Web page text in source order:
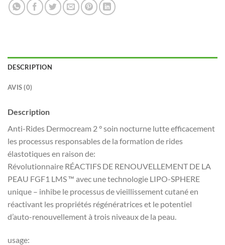
DESCRIPTION
AVIS (0)
Description
Anti-Rides Dermocream 2 ° soin nocturne lutte efficacement
les processus responsables de la formation de rides
élastotiques en raison de:
Révolutionnaire RÉACTIFS DE RENOUVELLEMENT DE LA
PEAU FGF1 LMS ™ avec une technologie LIPO-SPHERE
unique – inhibe le processus de vieillissement cutané en
réactivant les propriétés régénératrices et le potentiel
d’auto-renouvellement à trois niveaux de la peau.
usage: